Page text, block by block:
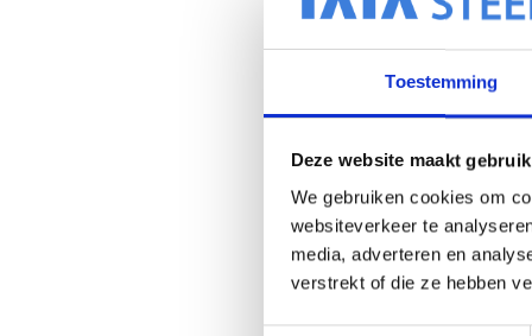
Toestemming
Deze website maakt
We gebruiken cookies om
websiteverkeer te
media, adverteren en
verstrekt of die ze hebben